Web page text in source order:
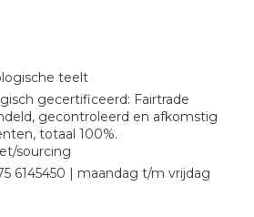
teelt
gecertificeerd: Fairtrade
gecontroleerd en afkomstig
totaal 100%.
sourcing
6145450 | maandag t/m vrijdag